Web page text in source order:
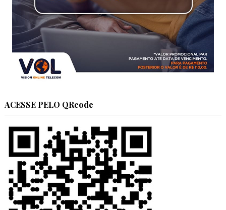
ACESSE PELO QRcode